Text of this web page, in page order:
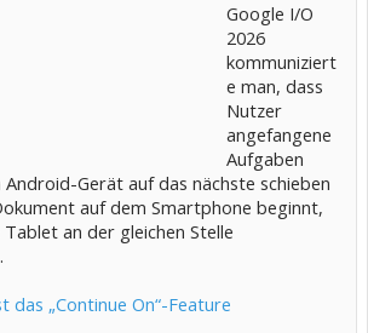
Google I/O
2026
kommuniziert
e man, dass
Nutzer
angefangene
Aufgaben
Android-Gerät auf das nächste schieben
auf dem Smartphone beginnt,
an der gleichen Stelle
das „Continue On“-Feature